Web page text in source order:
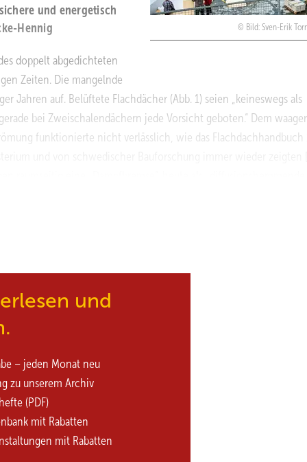
Bild: Sven-Erik
und energetisch
Hennig
doppelt abgedichteten
Zeiten. Die mangelnde
Jahren auf. Belüftete Flachdächer (Abb. 1) seien „keineswegs als
bei Zweischalendächern jede Vorsicht geboten.“ Dem
funktionierte nicht verlässlich, wie das Flachdachhandbuch
Teil dazu bei, dass die obere Dachhälfte in der Heizperiode
(Abb. 2). Für den schwedischen Bauforschungsrat hingegen
Dächern mit geringer Neigung verbessert die Dämmleistung des
und
– jeden Monat neu
zu unserem Archiv
(PDF)
mit Rabatten
mit Rabatten